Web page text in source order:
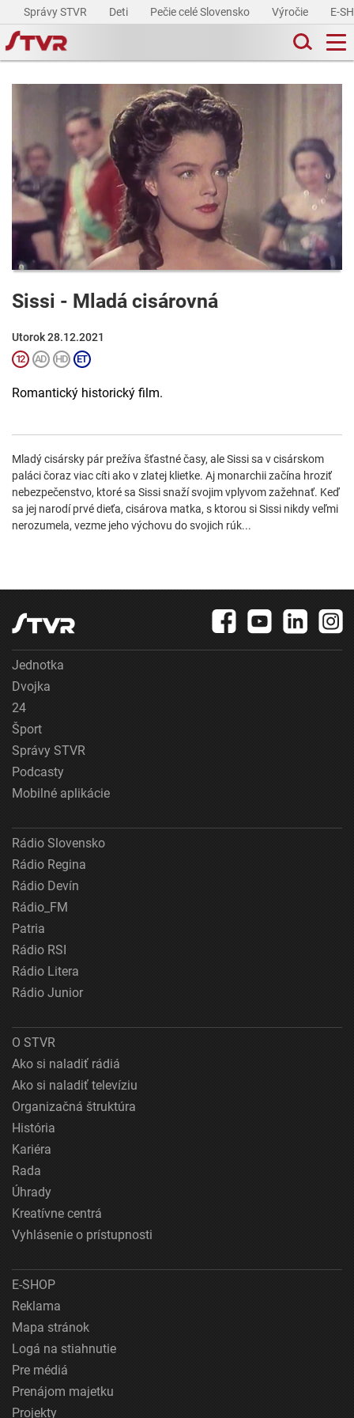
Správy STVR Deti Pečie celé Slovensko Výročie E-
Sissi - Mladá cisárovná
Utorok 28.12.2021
Romantický historický film.
Mladý cisársky pár prežíva šťastné časy, ale Sissi sa v cisárskom
paláci čoraz viac cíti ako v zlatej klietke. Aj monarchii začína hroziť
nebezpečenstvo, ktoré sa Sissi snaží svojim vplyvom zažehnať. Keď
sa jej narodí prvé dieťa, cisárova matka, s ktorou si Sissi nikdy veľmi
nerozumela, vezme jeho výchovu do svojich rúk...
Jednotka
Dvojka
24
Šport
Správy STVR
Podcasty
Mobilné aplikácie
Rádio Slovensko
Rádio Regina
Rádio Devín
Rádio_FM
Patria
Rádio RSI
Rádio Litera
Rádio Junior
O STVR
Ako si naladiť rádiá
Ako si naladiť televíziu
Organizačná štruktúra
História
Kariéra
Rada
Úhrady
Kreatívne centrá
Vyhlásenie o prístupnosti
E-SHOP
Reklama
Mapa stránok
Logá na stiahnutie
Pre médiá
Prenájom majetku
Projekty